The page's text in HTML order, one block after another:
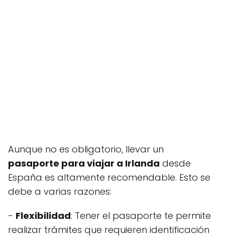
Aunque no es obligatorio, llevar un
pasaporte para viajar a Irlanda desde
España es altamente recomendable. Esto se
debe a varias razones:
- Flexibilidad: Tener el pasaporte te permite
realizar trámites que requieren identificación